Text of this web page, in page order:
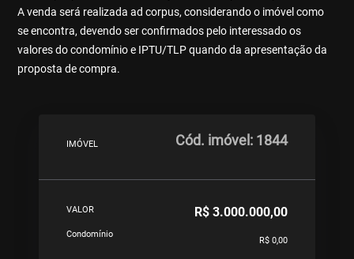
A venda será realizada ad corpus, considerando o imóvel como
se encontra, devendo ser confirmados pelo interessado os
valores do condomínio e IPTU/TLP quando da apresentação da
proposta de compra.
IMÓVEL Cód. imóvel: 1844
VALOR R$ 3.000.000,00
Condomínio
R$ 0,00